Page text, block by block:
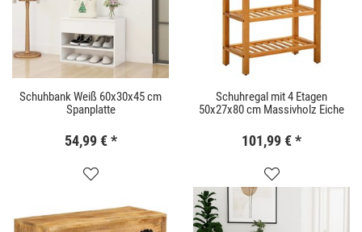
Schuhbank Weiß 60x30x45 cm
Spanplatte
54,99 € *
Schuhregal mit 4 Etagen
50x27x80 cm Massivholz Eiche
101,99 €*